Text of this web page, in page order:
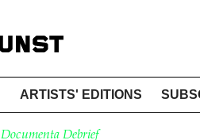
ARTISTS' EDITIONS
Documenta Debrief